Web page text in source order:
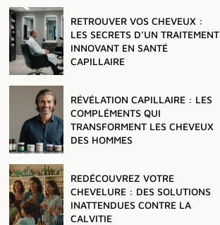
RETROUVER VOS CHEVEUX :
LES SECRETS D’UN TRAITEMENT
INNOVANT EN SANTÉ
CAPILLAIRE
RÉVÉLATION CAPILLAIRE : LES
COMPLÉMENTS QUI
TRANSFORMENT LES CHEVEUX
DES HOMMES
REDÉCOUVREZ VOTRE
CHEVELURE : DES SOLUTIONS
INATTENDUES CONTRE LA
CALVITIE